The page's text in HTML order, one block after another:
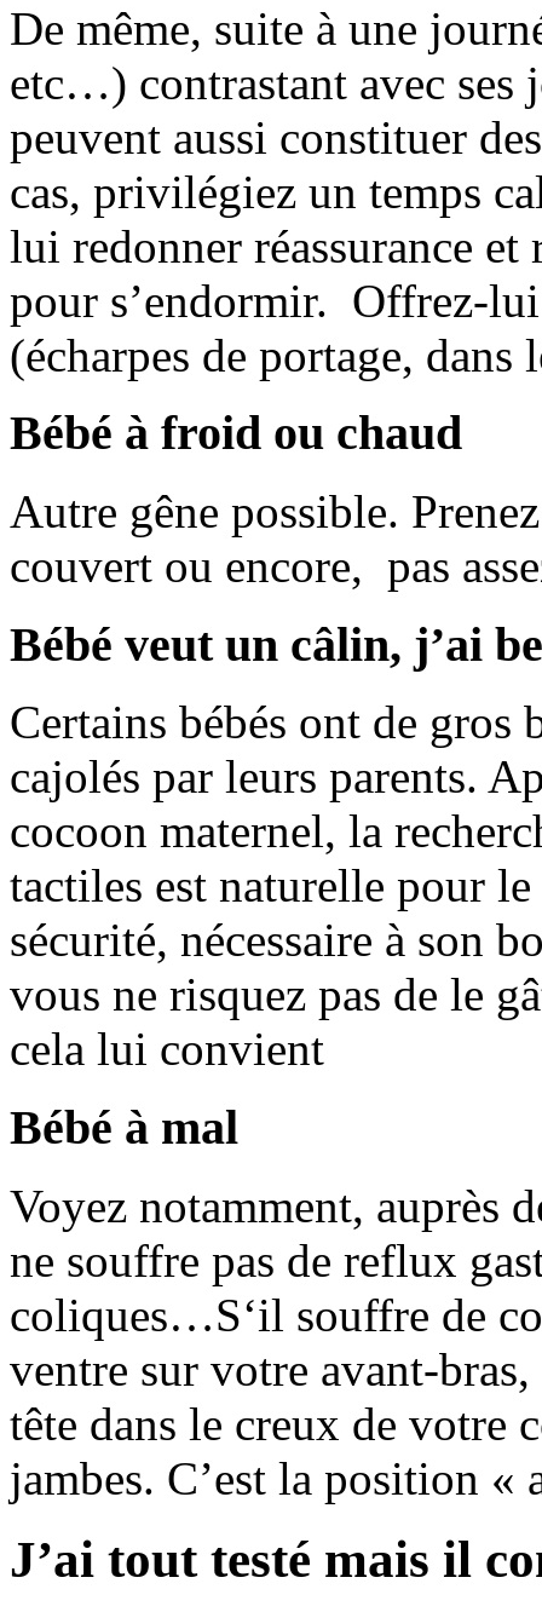
De même, suite à une
etc…) contrastant avec ses
peuvent aussi constituer
cas, privilégiez un temps
lui redonner réassurance
pour s’endormir. Offrez-
(écharpes de portage, dans
Bébé à froid ou chaud
Autre gêne possible.
couvert ou encore, pas
Bébé veut un câlin, j’ai
Certains bébés ont de gros
cajolés par leurs parents.
cocoon maternel, la
tactiles est naturelle pour
sécurité, nécessaire à son
vous ne risquez pas de le
cela lui convient
Bébé à mal
Voyez notamment, auprès
ne souffre pas de reflux
coliques…S‘il souffre de
ventre sur votre avant-
tête dans le creux de votre
jambes. C’est la position «
J’ai tout testé mais il